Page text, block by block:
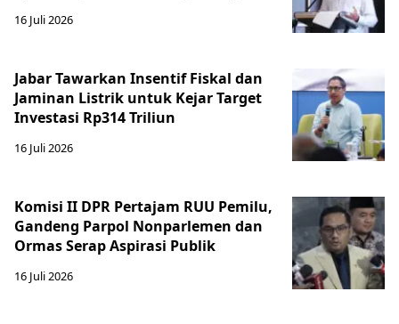
16 Juli 2026
Jabar Tawarkan Insentif Fiskal dan
Jaminan Listrik untuk Kejar Target
Investasi Rp314 Triliun
16 Juli 2026
Komisi II DPR Pertajam RUU Pemilu,
Gandeng Parpol Nonparlemen dan
Ormas Serap Aspirasi Publik
16 Juli 2026